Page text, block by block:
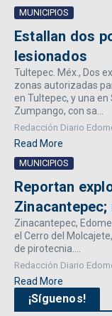
MUNICIPIOS
Estallan dos
lesionados
Tultepec. Méx., Dos
zonas autorizadas
en Tultepec, y una en
Zumpango, con sa...
Redacción Diario
Read More
MUNICIPIOS
Reportan
Zinacantepec,
el Cerro del
de pirotecnia....
Redacción Diario
Read More
¡Síguenos!